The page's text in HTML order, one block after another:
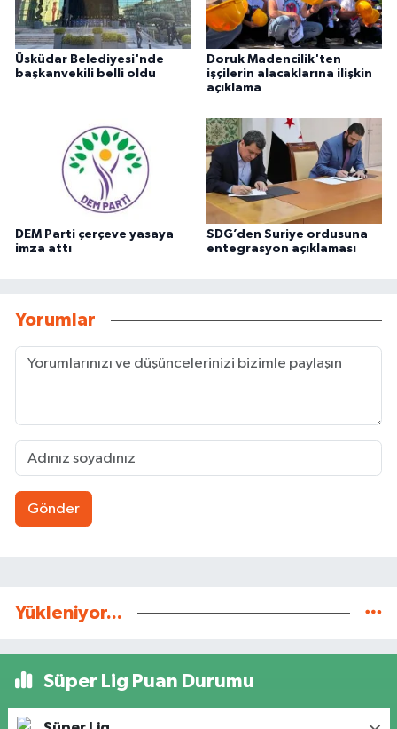
Üsküdar Belediyesi'nde
başkanvekili belli oldu
Doruk Madencilik'ten
işçilerin alacaklarına ilişkin
açıklama
DEM Parti çerçeve yasaya
imza attı
SDG’den Suriye ordusuna
entegrasyon açıklaması
Yorumlar
Gönder
Yükleniyor...
Süper Lig Puan Durumu